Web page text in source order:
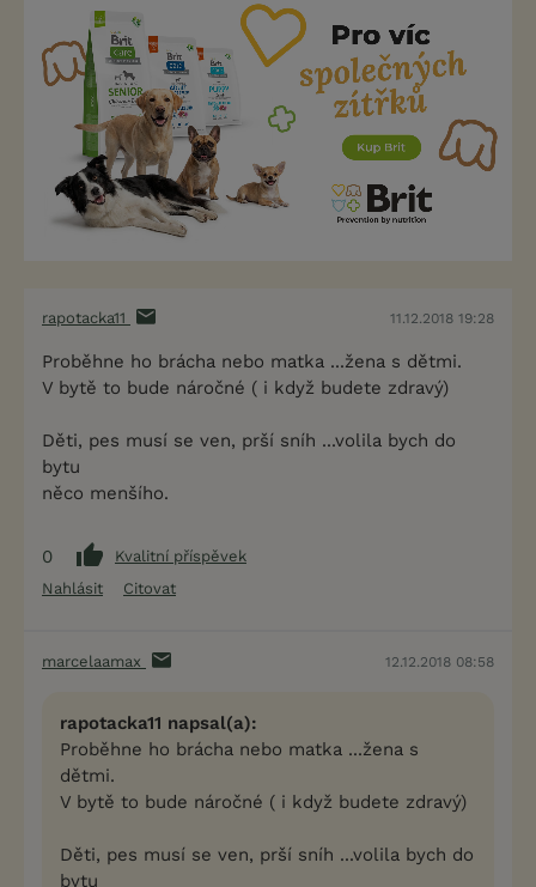
rapotacka11 11.12.2018 19:28
Proběhne ho brácha nebo matka ...žena s dětmi.
V bytě to bude náročné ( i když budete zdravý)
Děti, pes musí se ven, prší sníh ...volila bych do
bytu
něco menšího.
0
Kvalitní příspěvek
Nahlásit
Citovat
marcelaamax 12.12.2018 08:58
rapotacka11 napsal(a):
Proběhne ho brácha nebo matka ...žena s
dětmi.
V bytě to bude náročné ( i když budete zdravý)
Děti, pes musí se ven, prší sníh ...volila bych do
bytu